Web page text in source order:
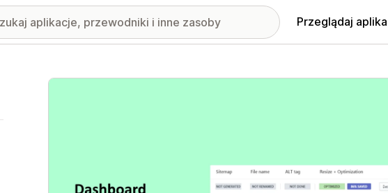
Przeglądaj
Wyróżnione obrazy w galerii